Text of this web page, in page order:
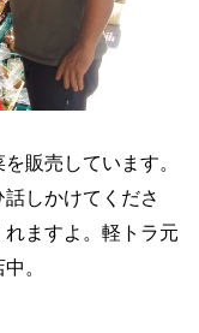
販売しています。
しかけてくださ
ますよ。軽トラ元
。